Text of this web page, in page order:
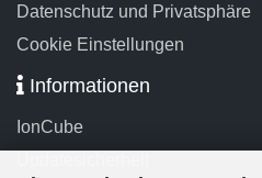
Datenschutz und Privatsphäre
Cookie Einstellungen
Informationen
IonCube